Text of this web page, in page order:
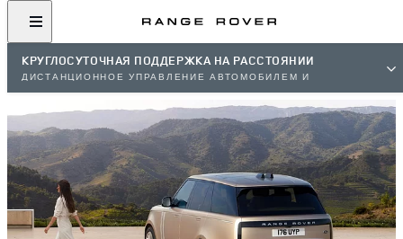
КРУГЛОСУТОЧНАЯ ПОДДЕРЖКА НА РАССТОЯНИИ
ДИСТАНЦИОННОЕ УПРАВЛЕНИЕ АВТОМОБИЛЕМ И